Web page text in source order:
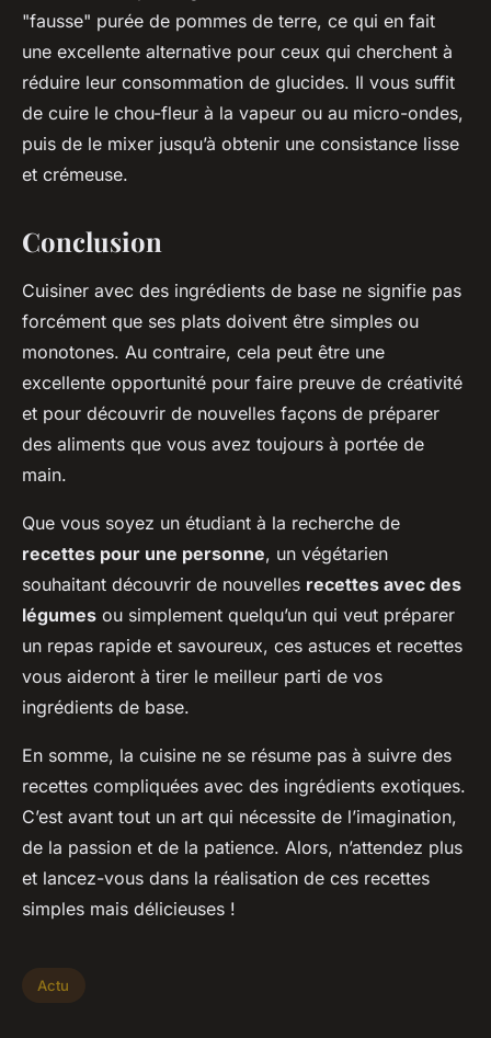
"fausse" purée de pommes de terre, ce qui en fait
une excellente alternative pour ceux qui cherchent à
réduire leur consommation de glucides. Il vous suffit
de cuire le chou-fleur à la vapeur ou au micro-ondes,
puis de le mixer jusqu’à obtenir une consistance lisse
et crémeuse.
Conclusion
Cuisiner avec des ingrédients de base ne signifie pas
forcément que ses plats doivent être simples ou
monotones. Au contraire, cela peut être une
excellente opportunité pour faire preuve de créativité
et pour découvrir de nouvelles façons de préparer
des aliments que vous avez toujours à portée de
main.
Que vous soyez un étudiant à la recherche de
recettes pour une personne, un végétarien
souhaitant découvrir de nouvelles recettes avec des
légumes ou simplement quelqu’un qui veut préparer
un repas rapide et savoureux, ces astuces et recettes
vous aideront à tirer le meilleur parti de vos
ingrédients de base.
En somme, la cuisine ne se résume pas à suivre des
recettes compliquées avec des ingrédients exotiques.
C’est avant tout un art qui nécessite de l’imagination,
de la passion et de la patience. Alors, n’attendez plus
et lancez-vous dans la réalisation de ces recettes
simples mais délicieuses !
Actu